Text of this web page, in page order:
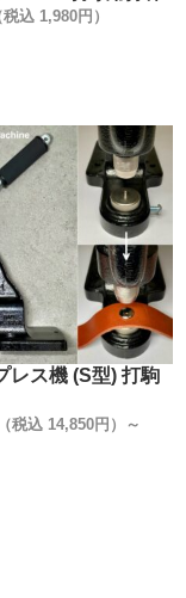
にこだわらない
から見る事がな
同じでは無いんで
金具】を、【レザ
ら選んで販売して
せた、工具(打棒)
ブルが無いので
込 1,980円）
レス機 (S型) 打駒
税込 14,850円）～